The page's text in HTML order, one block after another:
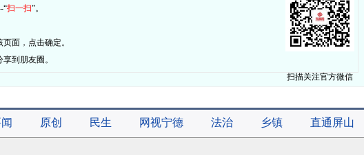
扫描关注官方微信
“扫一扫”。
面，点击确定。
到朋友圈。
原创 民生 网视宁德 法治 乡镇 直通屏山